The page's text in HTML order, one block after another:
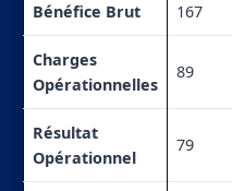
Bénéfice Brut 167
Charges
Opérationnelles
89
Résultat
Opérationnel
79